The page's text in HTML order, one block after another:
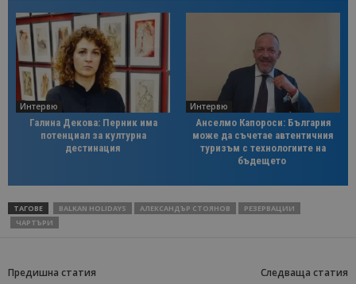
Интервю
Галина Декова: Перник има
потенциал за културна
дестинация
Интервю
Анселмо Капороси: България
може да съчетае автентичния
туризъм с технологиите на
бъдещето
ТАГОВЕ BALKAN HOLIDAYS АЛЕКСАНДЪР СТОЯНОВ
РЕЗЕРВАЦИИ
ЧАРТЪРИ
Предишна статия Следваща статия